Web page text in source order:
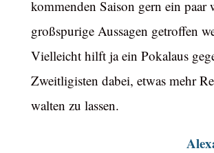
kommenden Saison gern ein paar
großspurige Aussagen getroffen
Vielleicht hilft ja ein Pokalaus
Zweitligisten dabei, etwas mehr
walten zu lassen.